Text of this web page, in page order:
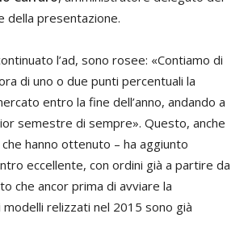
della presentazione.
l’ad, sono rosee: «Contiamo di
di uno o due punti percentuali la
entro la fine dell’anno, andando a
semestre di sempre». Questo, anche
hanno ottenuto – ha aggiunto
eccellente, con ordini già a partire da
che ancor prima di avviare la
relizzati nel 2015 sono già